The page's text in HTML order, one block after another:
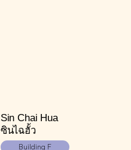
Sin Chai Hua
ซินไฉฮั้ว
Building F